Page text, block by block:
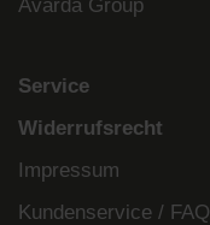
Avarda Group
Service
Widerrufsrecht
Impressum
Kundenservice / FAQ